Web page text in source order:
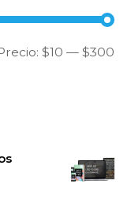
$10 — $300